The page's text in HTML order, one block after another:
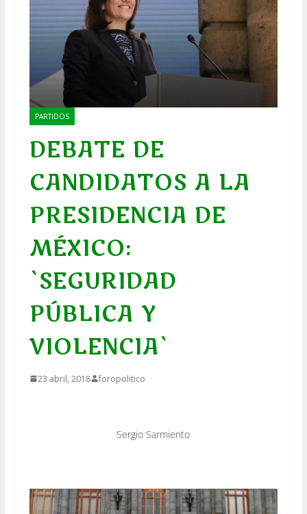
PARTIDOS
DEBATE DE
CANDIDATOS A LA
PRESIDENCIA DE
MÉXICO:
`SEGURIDAD
PÚBLICA Y
VIOLENCIA`
23 abril, 2018 foropolitico
Sergio Sarmiento